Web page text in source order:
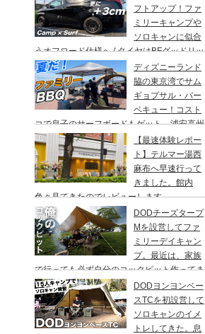
フトアップ！ファ
ミリーキャンプや
ソロキャンに似合
うオフロード仕様へ / タイヤはBFグッドリッ
チのオールテレーンTA。ホイールはデルタ
フォースのオーバル。アップサスはエスペリ
ア。
ディズニーランド
脇の東京湾でサム
ギョプサル・バー
ベキュー！コスト
コで息子のサーフボードもゲット、浦安高州
海浜公園、コールマンワンタッチタープ、フ
ァミリーキャンプ、BBQ
【最速体験レポー
ト】テルマー湯西
麻布へ早速行って
きました。館内
色々見てきたのでレビューします。
DODチーズタープ
Mを設営してファ
ミリーデイキャン
プ。最近は、家族
で行っても必ず自分のコックピット作ってま
す♪
DODヨンヨンベー
スTCを初設営して
ソロキャンのイメ
トレしてきた。息